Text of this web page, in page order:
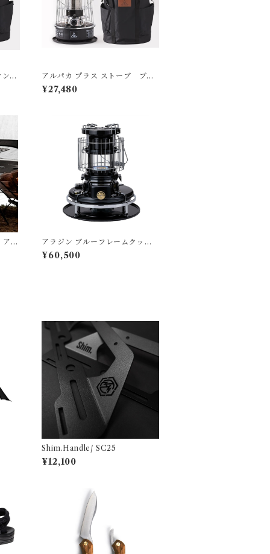
ン
）
アルパカ プラス ストーブ ブラ
ック TS－77NC（専用バッグ
付）
¥27,480
ウ
アラジン ブルーフレームクッカ
ー ブラック
¥60,500
Shim.Handle/ SC25
¥12,100